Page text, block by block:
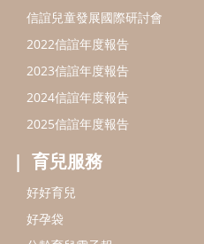
信誼兒童發展國際研討會
2022信誼年度報告
2023信誼年度報告
2024信誼年度報告
2025信誼年度報告
育兒服務
好好育兒
好孕袋